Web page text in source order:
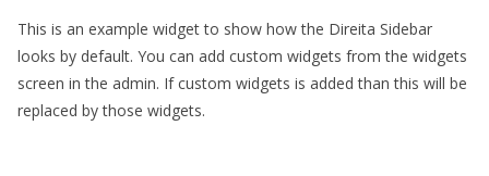
This is an example widget to show how the Direita Sidebar
looks by default. You can add custom widgets from the widgets
screen in the admin. If custom widgets is added than this will be
replaced by those widgets.